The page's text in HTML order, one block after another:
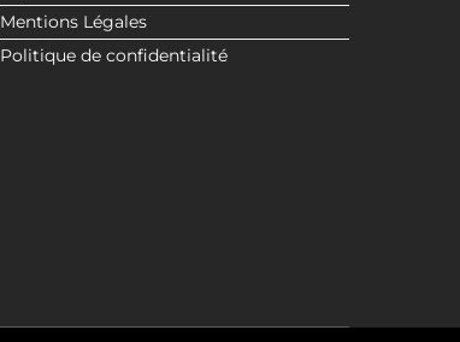
Mentions Légales
Politique de confidentialité